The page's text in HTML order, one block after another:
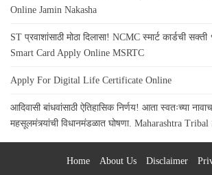
Online Jamin Nakasha
ST प्रवाशांसाठी मोठा दिलासा! NCMC स्मार्ट कार्डची
Smart Card Apply Online MSRTC
Apply For Digital Life Certificate Online
आदिवासी बांधवांसाठी ऐतिहासिक निर्णय! आता स्वतःच्या
महसूलमंत्र्यांची विधानमंडळात घोषणा. Maharashtra
Home About Us Disclaimer